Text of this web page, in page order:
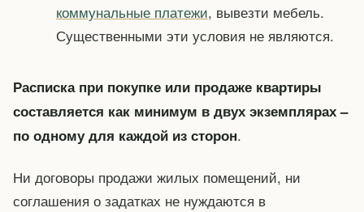
коммунальные платежи, вывезти мебель.
Существенными эти условия не являются.
Расписка при покупке или продаже квартиры
составляется как минимум в двух экземплярах –
по одному для каждой из сторон.
Ни договоры продажи жилых помещений, ни
соглашения о задатках не нуждаются в